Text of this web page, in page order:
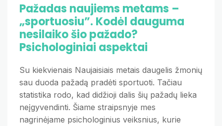
Pažadas naujiems metams –
„sportuosiu”. Kodėl dauguma
nesilaiko šio pažado?
Psichologiniai aspektai
Su kiekvienais Naujaisiais metais daugelis žmonių
sau duoda pažadą pradėti sportuoti. Tačiau
statistika rodo, kad didžioji dalis šių pažadų lieka
neįgyvendinti. Šiame straipsnyje mes
nagrinėjame psichologinius veiksnius, kurie